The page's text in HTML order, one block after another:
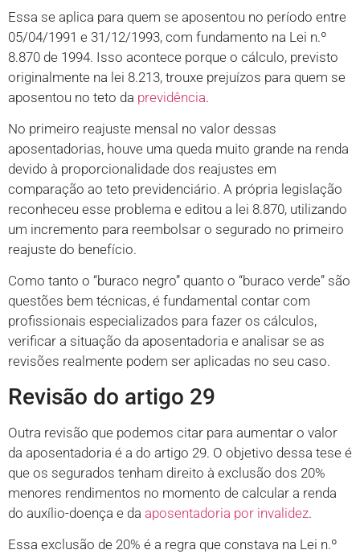
Essa se aplica para quem se aposentou no período entre
05/04/1991 e 31/12/1993, com fundamento na Lei n.º
8.870 de 1994. Isso acontece porque o cálculo, previsto
originalmente na lei 8.213, trouxe prejuízos para quem se
aposentou no teto da previdência.
No primeiro reajuste mensal no valor dessas
aposentadorias, houve uma queda muito grande na renda
devido à proporcionalidade dos reajustes em
comparação ao teto previdenciário. A própria legislação
reconheceu esse problema e editou a lei 8.870, utilizando
um incremento para reembolsar o segurado no primeiro
reajuste do benefício.
Como tanto o “buraco negro” quanto o “buraco verde” são
questões bem técnicas, é fundamental contar com
profissionais especializados para fazer os cálculos,
verificar a situação da aposentadoria e analisar se as
revisões realmente podem ser aplicadas no seu caso.
Revisão do artigo 29
Outra revisão que podemos citar para aumentar o valor
da aposentadoria é a do artigo 29. O objetivo dessa tese é
que os segurados tenham direito à exclusão dos 20%
menores rendimentos no momento de calcular a renda
do auxílio-doença e da aposentadoria por invalidez.
Essa exclusão de 20% é a regra que constava na Lei n.º